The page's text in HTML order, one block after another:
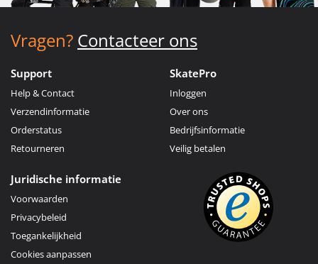
Vragen? Contacteer ons
Support
Help & Contact
Verzendinformatie
Orderstatus
Retourneren
SkatePro
Inloggen
Over ons
Bedrijfsinformatie
Veilig betalen
Juridische informatie
Voorwaarden
Privacybeleid
Toegankelijkheid
Cookies aanpassen